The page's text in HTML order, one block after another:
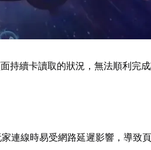
持續卡讀取的狀況，無法順利完
家連線時易受網路延遲影響，導致